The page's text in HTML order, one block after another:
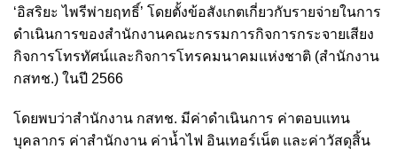
‘อิสริยะ ไพรีพ่ายฤทธิ์’ โดยตั้งข้อสังเกตเกี่ยวกับรายจ่ายในการ
ดำเนินการของสำนักงานคณะกรรมการกิจการกระจายเสียง
กิจการโทรทัศน์และกิจการโทรคมนาคมแห่งชาติ (สำนักงาน
กสทช.) ในปี 2566
โดยพบว่าสำนักงาน กสทช. มีค่าดำเนินการ ค่าตอบแทน
บุคลากร ค่าสำนักงาน ค่าน้ำไฟ อินเทอร์เน็ต และค่าวัสดุสิ้น